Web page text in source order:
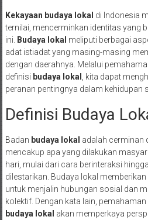
Kekayaan budaya lokal di Indonesia
ternilai, mencerminkan identitas yang
ini.
Budaya lokal meliputi berbagai
adat istiadat yang masing-masing
dengan daerahnya. Melalui
definisi budaya lokal
, kita dapat
peranan pentingnya dalam kehidupan
Definisi Budaya
Badan budaya lokal adalah cerminan
mencakup apa yang dilakukan
hari, mulai dari cara berinteraksi
dilestarikan. Budaya lokal
untuk menjalin hubungan sosial dan
kolektif. Dengan kata lain,
budaya lokal akan memperkaya